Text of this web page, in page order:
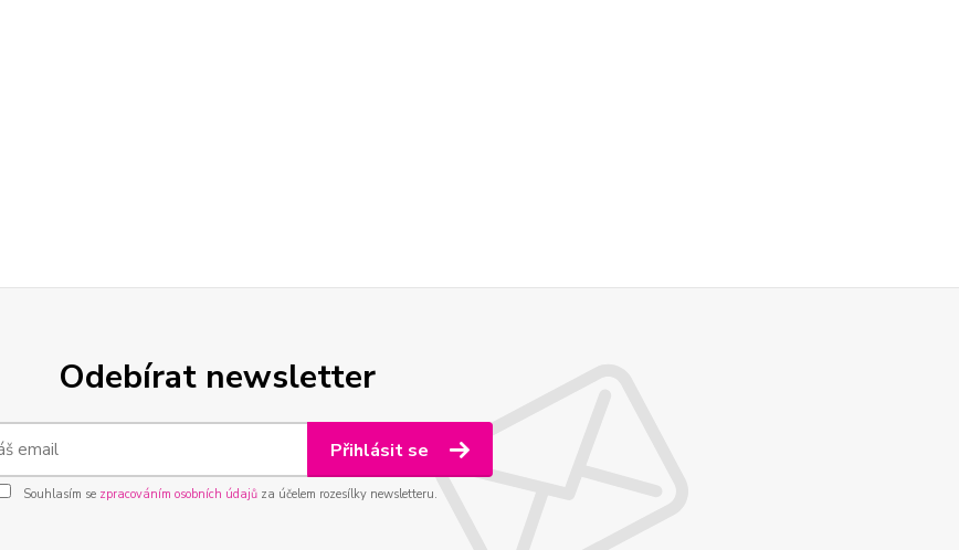
Odebírat newsletter
Přihlásit se
Souhlasím se zpracováním osobních údajůza účelem rozesílky newsletteru.